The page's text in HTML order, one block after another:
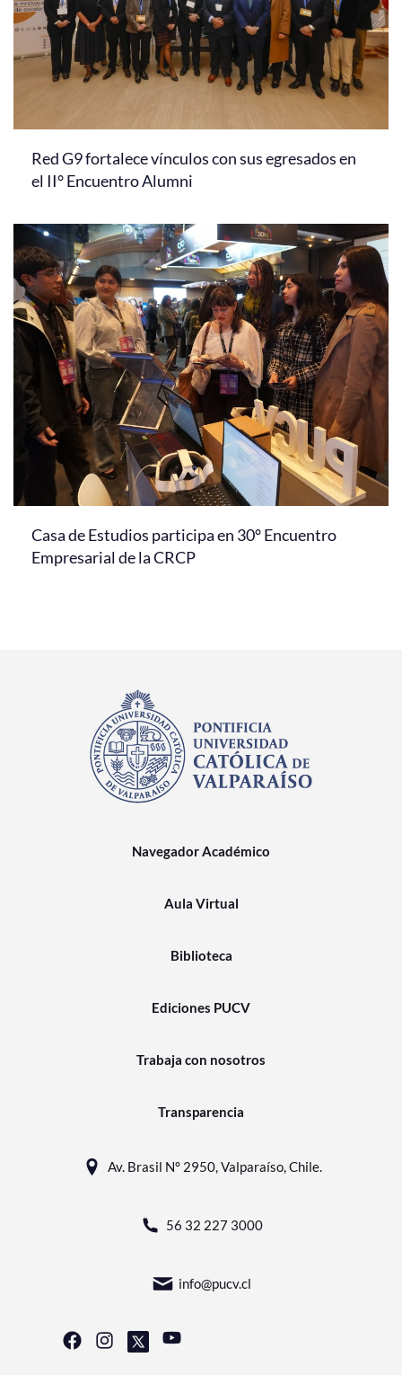
Red G9 fortalece vínculos con sus egresados en
el II° Encuentro Alumni
Casa de Estudios participa en 30° Encuentro
Empresarial de la CRCP
Navegador Académico
Aula Virtual
Biblioteca
Ediciones PUCV
Trabaja con nosotros
Transparencia
Av. Brasil N° 2950, Valparaíso, Chile.
56 32 227 3000
info@pucv.cl